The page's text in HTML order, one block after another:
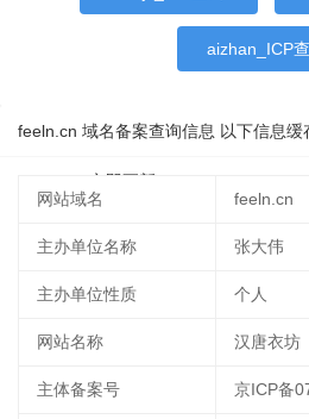
aizhan_ICP
feeln.cn 域名备案查询信息 以下信息缓
立即更新
网站域名
feeln.cn
主办单位名称 张大伟
主办单位性质 个人
网站名称 汉唐衣坊
主体备案号 京ICP备